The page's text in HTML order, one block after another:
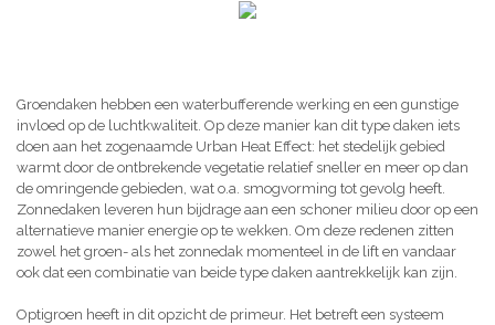
Groendaken hebben een waterbufferende werking en een gunstige
invloed op de luchtkwaliteit. Op deze manier kan dit type daken iets
doen aan het zogenaamde Urban Heat Effect: het stedelijk gebied
warmt door de ontbrekende vegetatie relatief sneller en meer op dan
de omringende gebieden, wat o.a. smogvorming tot gevolg heeft.
Zonnedaken leveren hun bijdrage aan een schoner milieu door op een
alternatieve manier energie op te wekken. Om deze redenen zitten
zowel het groen- als het zonnedak momenteel in de lift en vandaar
ook dat een combinatie van beide type daken aantrekkelijk kan zijn.
Optigroen heeft in dit opzicht de primeur. Het betreft een systeem